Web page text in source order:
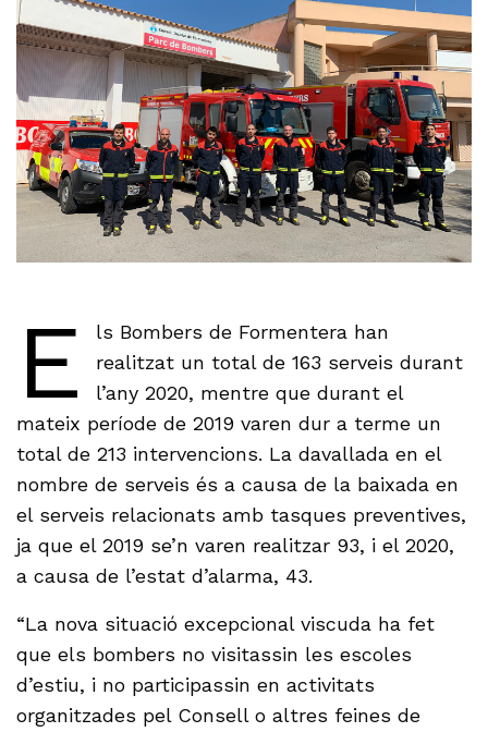
E
ls Bombers de Formentera han
realitzat un total de 163 serveis durant
l’any 2020, mentre que durant el
mateix període de 2019 varen dur a terme un
total de 213 intervencions. La davallada en el
nombre de serveis és a causa de la baixada en
el serveis relacionats amb tasques preventives,
ja que el 2019 se’n varen realitzar 93, i el 2020,
a causa de l’estat d’alarma, 43.
“La nova situació excepcional viscuda ha fet
que els bombers no visitassin les escoles
d’estiu, i no participassin en activitats
organitzades pel Consell o altres feines de